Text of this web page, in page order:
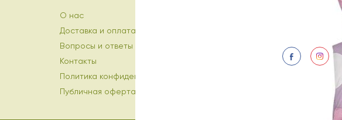
О нас
Доставка и оплата
Вопросы и ответы
Контакты
Политика конфиденциальности
Публичная оферта